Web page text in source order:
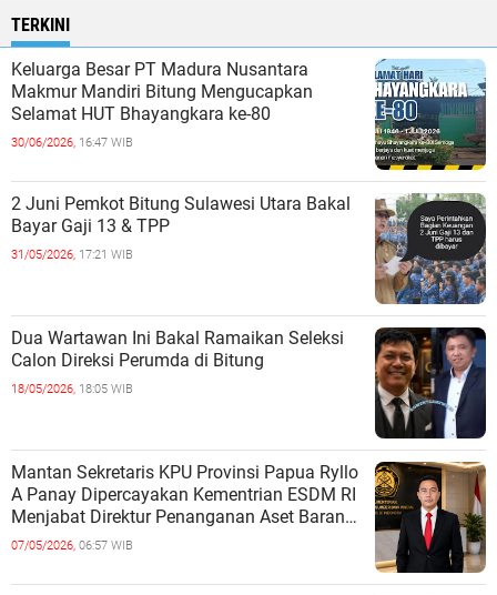
TERKINI
Keluarga Besar PT Madura Nusantara
Makmur Mandiri Bitung Mengucapkan
Selamat HUT Bhayangkara ke-80
30/06/2026, 16:47 WIB
2 Juni Pemkot Bitung Sulawesi Utara Bakal
Bayar Gaji 13 & TPP
31/05/2026, 17:21 WIB
Dua Wartawan Ini Bakal Ramaikan Seleksi
Calon Direksi Perumda di Bitung
18/05/2026, 18:05 WIB
Mantan Sekretaris KPU Provinsi Papua Ryllo
A Panay Dipercayakan Kementrian ESDM RI
Menjabat Direktur Penanganan Aset Barang
Bukti
07/05/2026, 06:57 WIB